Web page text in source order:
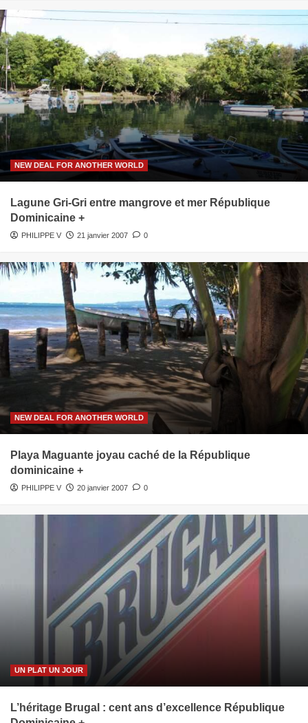
NEW DEAL FOR ANOTHER WORLD
Lagune Gri-Gri entre mangrove et mer République
Dominicaine +
PHILIPPE V 21 janvier 2007 0
NEW DEAL FOR ANOTHER WORLD
Playa Maguante joyau caché de la République
dominicaine +
PHILIPPE V 20 janvier 2007 0
UN PLAT UN JOUR
L’héritage Brugal : cent ans d’excellence République